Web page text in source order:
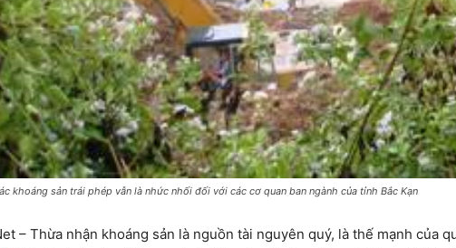
khoáng sản trái phép vẫn là nhức nhối đối với các cơ quan ban ngành của tỉnh Bắc Kạn
– Thừa nhận khoáng sản là nguồn tài nguyên quý, là thế mạnh của